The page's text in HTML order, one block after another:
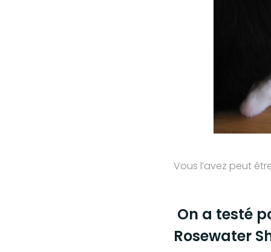
Vous l’avez peut
On a testé
Rosewater